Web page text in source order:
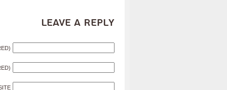
Leave a Reply